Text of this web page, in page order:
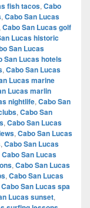
fish tacos, Cabo
, Cabo San Lucas
Cabo San Lucas golf
Lucas historic
San Lucas
San Lucas hotels
, Cabo San Lucas
Lucas marine
Lucas marlin
nightlife, Cabo San
, Cabo San
, Cabo San Lucas
, Cabo San Lucas
, Cabo San Lucas
Cabo San Lucas
, Cabo San Lucas
, Cabo San Lucas
Cabo San Lucas spa
Lucas sunset,